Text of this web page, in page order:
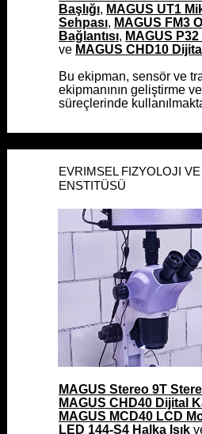
Başlığı, MAGUS UT1
Sehpası, MAGUS FM3
Bağlantısı, MAGUS
ve MAGUS CHD10
Bu ekipman, sensör ve
ekipmanının geliştirme
süreçlerinde
Başlığı, MAGUS UT1
Sehpası, MAGUS FM3
Bağlantısı, MAGUS
ve MAGUS CHD10
Bu ekipman, sensör ve
ekipmanının geliştirme
süreçlerinde
EVRIMSEL FIZYOLOJI
ENSTITÜSÜ
MAGUS Stereo 9T
MAGUS CHD40 Dijital
MAGUS MCD40 LCD
LED 144-S4 Halka Işık
MAGUS Stereo 9T
MAGUS CHD40 Dijital
MAGUS MCD40 LCD
LED 144-S4 Halka Işık
EVRIMSEL FIZYOLOJI
ENSTITÜSÜ